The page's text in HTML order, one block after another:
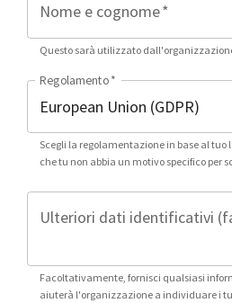
Nome e cognome*
Questo sarà utilizzato
Regolamento*
Scegli la regolamentazione in base al tuo
che tu non abbia un motivo specifico per
Ulteriori dati identificativi
Facoltativamente, fornisci qualsiasi
aiuterà l'organizzazione a individuare i